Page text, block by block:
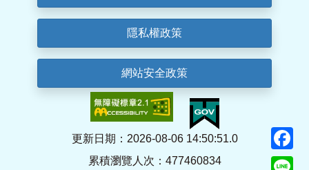
隱私權政策
網站安全政策
更新日期：2026-08-06 14:50:51.0
累積瀏覽人次：477460834